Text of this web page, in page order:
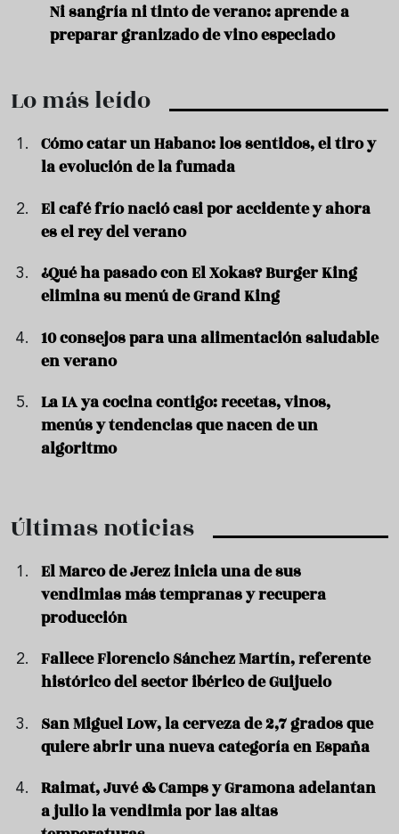
Ni sangría ni tinto de verano: aprende a
preparar granizado de vino especiado
Lo más leído
Cómo catar un Habano: los sentidos, el tiro y
la evolución de la fumada
El café frío nació casi por accidente y ahora
es el rey del verano
¿Qué ha pasado con El Xokas? Burger King
elimina su menú de Grand King
10 consejos para una alimentación saludable
en verano
La IA ya cocina contigo: recetas, vinos,
menús y tendencias que nacen de un
algoritmo
Últimas noticias
El Marco de Jerez inicia una de sus
vendimias más tempranas y recupera
producción
Fallece Florencio Sánchez Martín, referente
histórico del sector ibérico de Guijuelo
San Miguel Low, la cerveza de 2,7 grados que
quiere abrir una nueva categoría en España
Raimat, Juvé & Camps y Gramona adelantan
a julio la vendimia por las altas